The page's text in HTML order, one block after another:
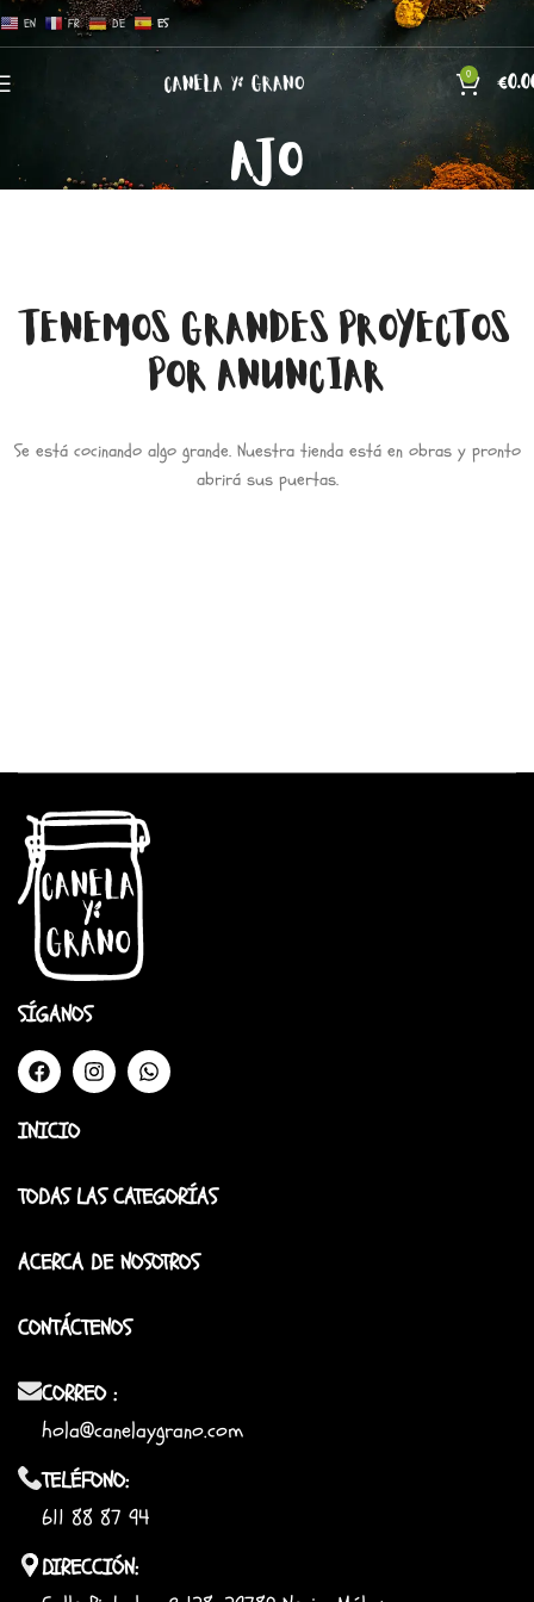
EN FR DE ES
0 €
AJO
TENEMOS GRANDES PROYECTOS
POR ANUNCIAR
Se está cocinando algo grande. Nuestra tienda está en obras y pronto
abrirá sus puertas.
SÍGANOS
INICIO
TODAS LAS CATEGORÍAS
ACERCA DE NOSOTROS
CONTÁCTENOS
CORREO :
hola@canelaygrano.com
TELÉFONO:
611 88 87 94
DIRECCIÓN: